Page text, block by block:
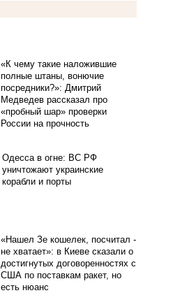
«К чему такие наложившие
полные штаны, вонючие
посредники?»: Дмитрий
Медведев рассказал про
«пробный шар» проверки
России на прочность
Одесса в огне: ВС РФ
уничтожают украинские
корабли и порты
«Нашел Зе кошелек, посчитал -
не хватает»: в Киеве сказали о
достигнутых договоренностях с
США по поставкам ракет, но
есть нюанс